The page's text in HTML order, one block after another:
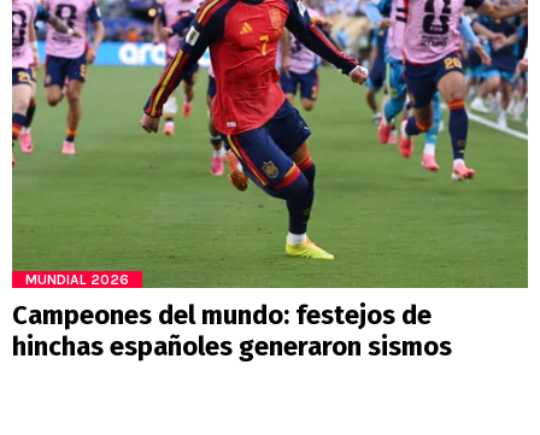
MUNDIAL 2026
Campeones del mundo: festejos de
hinchas españoles generaron sismos